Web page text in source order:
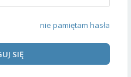
nie pamiętam hasła
SIĘ